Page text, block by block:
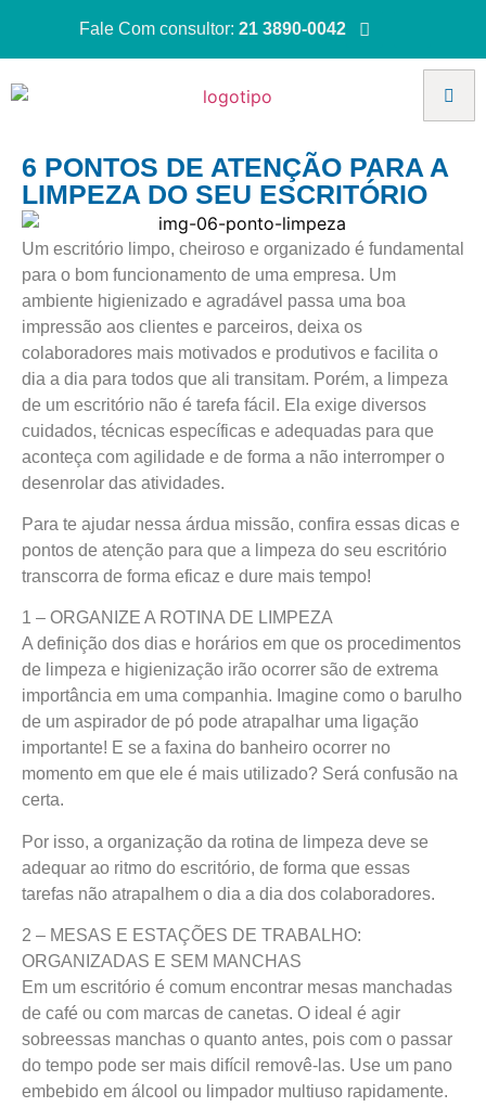
Fale Com consultor:21 3890-0042
6 PONTOS DE ATENÇÃO PARA A
LIMPEZA DO SEU ESCRITÓRIO
Um escritório limpo, cheiroso e organizado é fundamental
para o bom funcionamento de uma empresa. Um
ambiente higienizado e agradável passa uma boa
impressão aos clientes e parceiros, deixa os
colaboradores mais motivados e produtivos e facilita o
dia a dia para todos que ali transitam. Porém, a limpeza
de um escritório não é tarefa fácil. Ela exige diversos
cuidados, técnicas específicas e adequadas para que
aconteça com agilidade e de forma a não interromper o
desenrolar das atividades.
Para te ajudar nessa árdua missão, confira essas dicas e
pontos de atenção para que a limpeza do seu escritório
transcorra de forma eficaz e dure mais tempo!
1 – ORGANIZE A ROTINA DE LIMPEZA
A definição dos dias e horários em que os procedimentos
de limpeza e higienização irão ocorrer são de extrema
importância em uma companhia. Imagine como o barulho
de um aspirador de pó pode atrapalhar uma ligação
importante! E se a faxina do banheiro ocorrer no
momento em que ele é mais utilizado? Será confusão na
certa.
Por isso, a organização da rotina de limpeza deve se
adequar ao ritmo do escritório, de forma que essas
tarefas não atrapalhem o dia a dia dos colaboradores.
2 – MESAS E ESTAÇÕES DE TRABALHO:
ORGANIZADAS E SEM MANCHAS
Em um escritório é comum encontrar mesas manchadas
de café ou com marcas de canetas. O ideal é agir
sobreessas manchas o quanto antes, pois com o passar
do tempo pode ser mais difícil removê-las. Use um pano
embebido em álcool ou limpador multiuso rapidamente.